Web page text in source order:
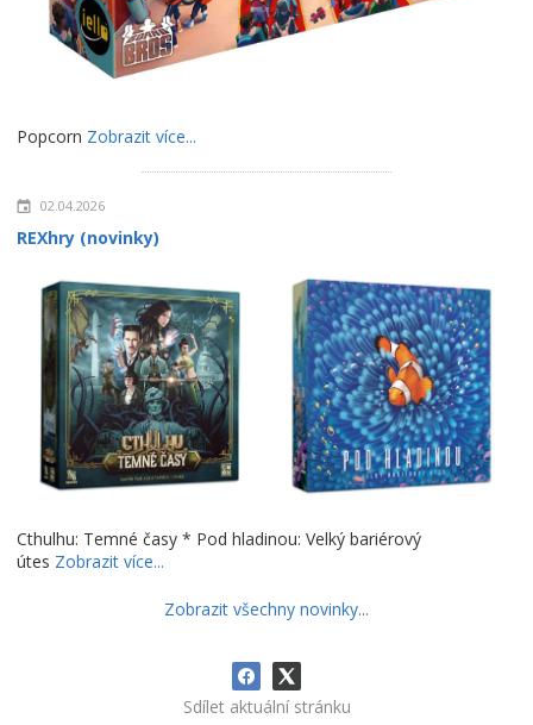
Popcorn Zobrazit více...
02.04.2026
REXhry (novinky)
Cthulhu: Temné časy * Pod hladinou: Velký bariérový
útes Zobrazit více...
Zobrazit všechny novinky...
Sdílet aktuální stránku